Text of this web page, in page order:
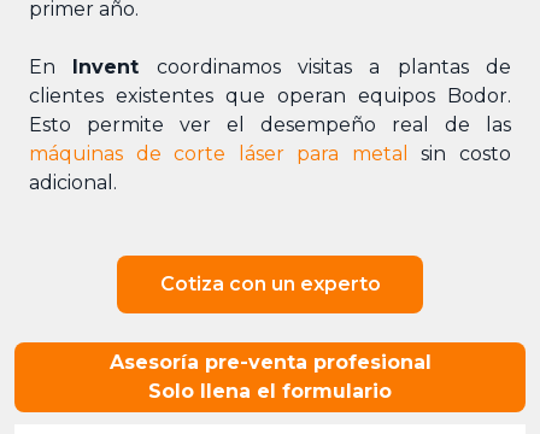
primer año.
En Invent coordinamos visitas a plantas de
clientes existentes que operan equipos Bodor.
Esto permite ver el desempeño real de las
máquinas de corte láser para metal
sin costo
adicional.
Cotiza con un experto
Asesoría pre-venta profesional
Solo llena el formulario